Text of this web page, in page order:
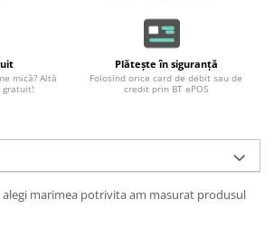
mică? Altă
gratuit!
Plătește în siguranță
Folosind orice card de debit sau de
credit prin BT ePOS
alegi marimea potrivita am masurat produsul